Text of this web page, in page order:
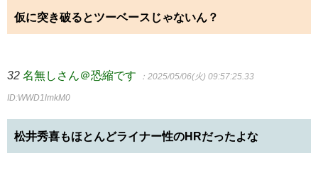
仮に突き破るとツーベースじゃないん？
32 名無しさん＠恐縮です ：2025/05/06(火) 09:57:25.33
ID:WWD1lmkM0
松井秀喜もほとんどライナー性のHRだったよな